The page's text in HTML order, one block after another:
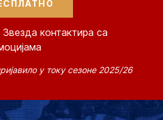
контактира са
у току сезоне 2025/26